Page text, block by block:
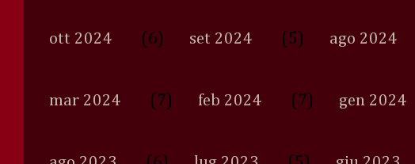
ott 2024 (6) set 2024 (5) ago 2024
mar 2024 (7) feb 2024 (7) gen 2024